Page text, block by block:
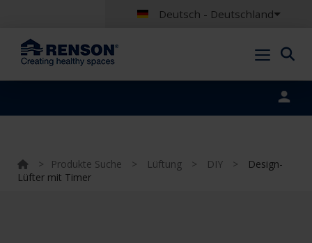
Deutsch - Deutschland
> Produkte Suche > Lüftung > DIY >
Design-
Lüfter mit Timer